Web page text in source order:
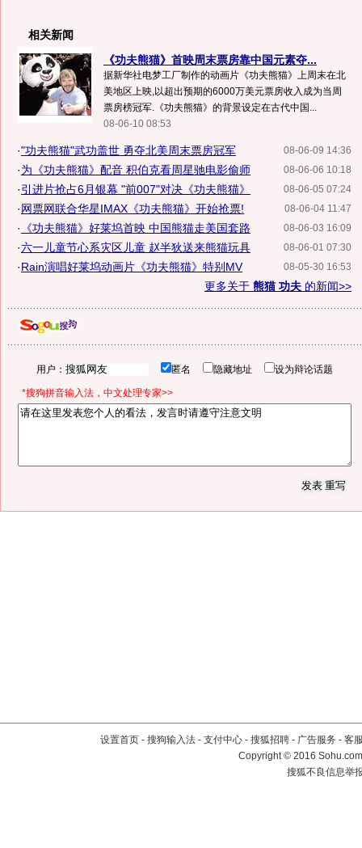
相关新闻
《功夫熊猫》首映周末票房靠中国元素夺...
据新华社电梦工厂制作的动画片《功夫熊猫》上周末在北
美地区上映,以超出预期的6000万美元票房收入成为当周
票房榜冠军.《功夫熊猫》的背景设定在古代中国...
08-06-10 08:53
08-06-09 14:36
·"功夫熊猫"武功盖世 勇夺北美周末票房冠军
08-06-06 10:18
·为《功夫熊猫》配音 积伯克看周星驰电影偷师
08-06-05 07:24
·引进片抢占6月银幕 "前007"对决《功夫熊猫》
08-06-04 11:47
·网票网联合华星IMAX《功夫熊猫》开始抢票!
08-06-03 16:09
· 《功夫熊猫》好莱坞首映 中国熊猫走美国套路
08-06-01 07:30
·六一儿童节心系灾区儿童 赵半狄送来熊猫玩具
08-05-30 16:53
·Rain演唱好莱坞动画片《功夫熊猫》特别MV
更多关于 熊猫 功夫 的新闻>>
用户： 匿名 隐藏地址 设为辩论话题
*搜狗拼音输入法，中文处理专家>>
设置首页 - 搜狗输入法 - 支付中心 - 搜狐招聘 - 广告服务 - 客
Copyright©2016
搜狐不良信息举